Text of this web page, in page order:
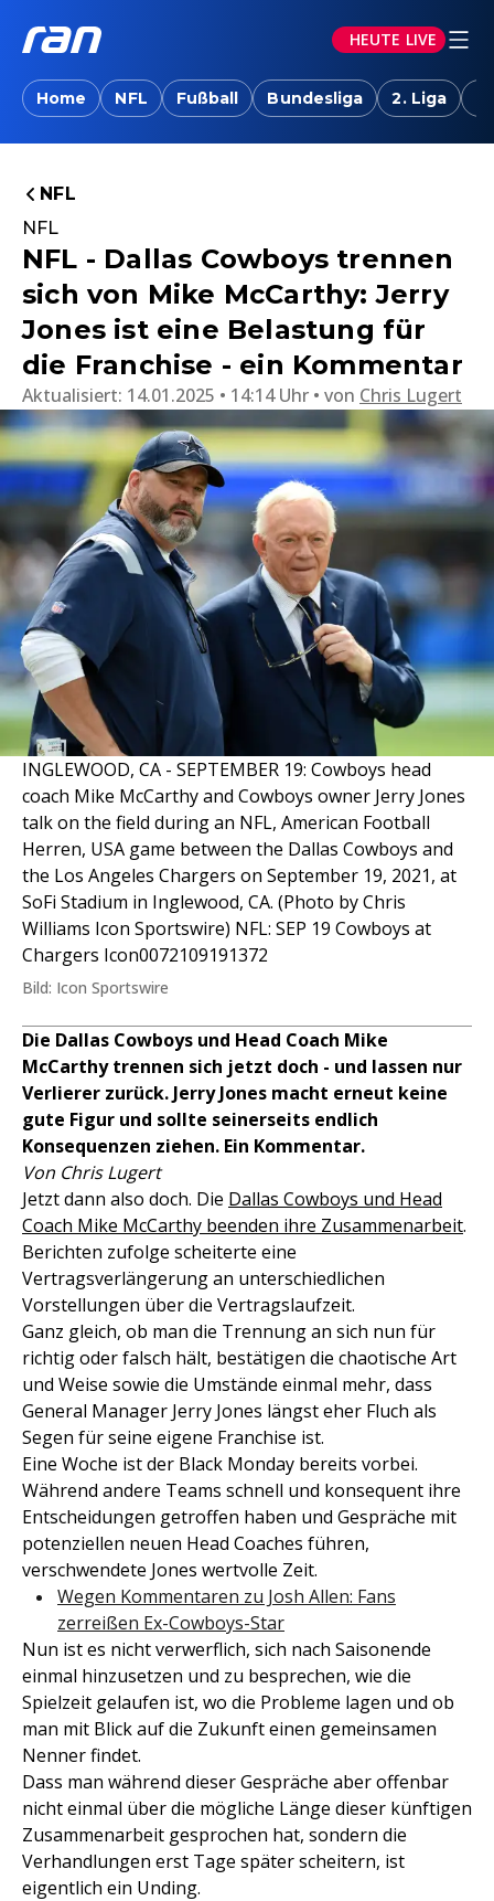
HEUTE LIVE
Home NFL Fußball Bundesliga 2. Liga
NFL
NFL
NFL - Dallas Cowboys trennen
sich von Mike McCarthy: Jerry
Jones ist eine Belastung für
die Franchise - ein Kommentar
Aktualisiert: 14.01.2025 • 14:14 Uhr von Chris Lugert
INGLEWOOD, CA - SEPTEMBER 19: Cowboys head
coach Mike McCarthy and Cowboys owner Jerry Jones
talk on the field during an NFL, American Football
Herren, USA game between the Dallas Cowboys and
the Los Angeles Chargers on September 19, 2021, at
SoFi Stadium in Inglewood, CA. (Photo by Chris
Williams Icon Sportswire) NFL: SEP 19 Cowboys at
Chargers Icon0072109191372
Bild: Icon Sportswire
Die Dallas Cowboys und Head Coach Mike
McCarthy trennen sich jetzt doch - und lassen nur
Verlierer zurück. Jerry Jones macht erneut keine
gute Figur und sollte seinerseits endlich
Konsequenzen ziehen. Ein Kommentar.
Von Chris Lugert
Jetzt dann also doch. Die Dallas Cowboys und Head
Coach Mike McCarthy beenden ihre Zusammenarbeit.
Berichten zufolge scheiterte eine
Vertragsverlängerung an unterschiedlichen
Vorstellungen über die Vertragslaufzeit.
Ganz gleich, ob man die Trennung an sich nun für
richtig oder falsch hält, bestätigen die chaotische Art
und Weise sowie die Umstände einmal mehr, dass
General Manager Jerry Jones längst eher Fluch als
Segen für seine eigene Franchise ist.
Eine Woche ist der Black Monday bereits vorbei.
Während andere Teams schnell und konsequent ihre
Entscheidungen getroffen haben und Gespräche mit
potenziellen neuen Head Coaches führen,
verschwendete Jones wertvolle Zeit.
Wegen Kommentaren zu Josh Allen: Fans
zerreißen Ex-Cowboys-Star
Nun ist es nicht verwerflich, sich nach Saisonende
einmal hinzusetzen und zu besprechen, wie die
Spielzeit gelaufen ist, wo die Probleme lagen und ob
man mit Blick auf die Zukunft einen gemeinsamen
Nenner findet.
Dass man während dieser Gespräche aber offenbar
nicht einmal über die mögliche Länge dieser künftigen
Zusammenarbeit gesprochen hat, sondern die
Verhandlungen erst Tage später scheitern, ist
eigentlich ein Unding.